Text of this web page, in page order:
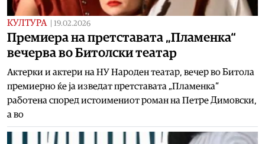
КУЛТУРА 19.02.2026
Премиера на претставата „Пламенка“
вечерва во Битолски театар
Актерки и актери на НУ Народен театар, вечер во Битола
премиерно ќе ја изведат претставата „Пламенка“
работена според истоимениот роман на Петре Димовски,
а во